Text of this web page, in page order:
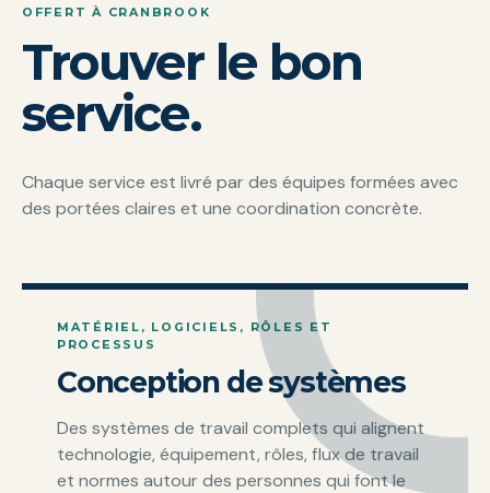
OFFERT À CRANBROOK
Trouver le bon
service.
Chaque service est livré par des équipes formées avec
des portées claires et une coordination concrète.
MATÉRIEL, LOGICIELS, RÔLES ET
PROCESSUS
Conception de systèmes
Des systèmes de travail complets qui alignent
technologie, équipement, rôles, flux de travail
et normes autour des personnes qui font le